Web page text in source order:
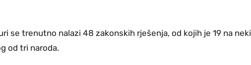
se trenutno nalazi 48 zakonskih rješenja, od kojih je 19 na neki
od tri naroda.